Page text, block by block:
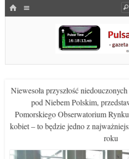
HOME
Pulsarowy.pl
Niewesoła przyszłość
pod Niebem Polskim,
Pomorskiego Obserwatorium
kobiet – to będzie jedno z
roku